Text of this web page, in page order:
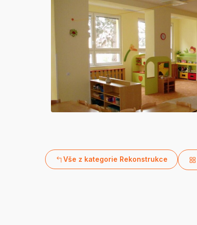
Vše z kategorie Rekonstrukce